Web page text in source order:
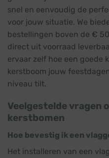
snel en eenvoudig de
voor jouw situatie. We
bestellingen boven de €
direct uit voorraad
ervaar zelf hoe een goede
kerstboom jouw
niveau tilt.
Veelgestelde vragen
kerstbomen
Hoe bevestig ik een
Het installeren van een